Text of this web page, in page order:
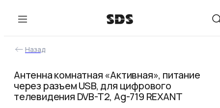
Назад
Антенна комнатная «Активная», питание
через разъем USB, для цифрового
телевидения DVB-T2, Ag-719 REXANT